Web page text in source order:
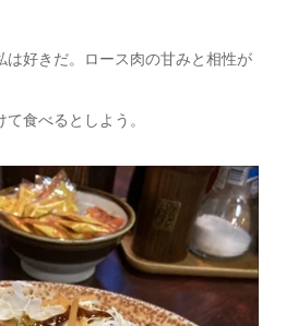
は好きだ。ロース肉の甘みと相性が
食べるとしよう。